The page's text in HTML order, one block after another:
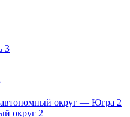
3
округ — Югра 2
округ 2